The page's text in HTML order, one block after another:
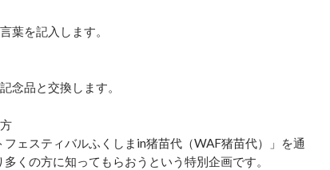
葉を記入します。
念品と交換します。
ェスティバルふくしまin猪苗代（WAF猪苗代）」を通
くの方に知ってもらおうという特別企画です。